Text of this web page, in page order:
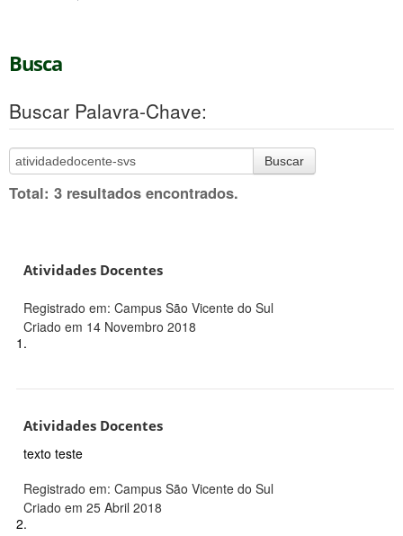
Busca
Buscar Palavra-Chave:
Buscar
Total: 3 resultados encontrados.
Atividades Docentes
Registrado em: Campus São Vicente do Sul
Criado em 14 Novembro 2018
1.
Atividades Docentes
texto teste
Registrado em: Campus São Vicente do Sul
Criado em 25 Abril 2018
2.